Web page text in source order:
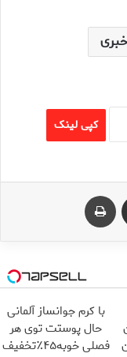
کپی لینک
اشتراک گذاری از طریق ایمیل
با کرم جوانساز آلمانی
حال پوستت توی هر
فصلی خوبه۴۵٪تخفیف